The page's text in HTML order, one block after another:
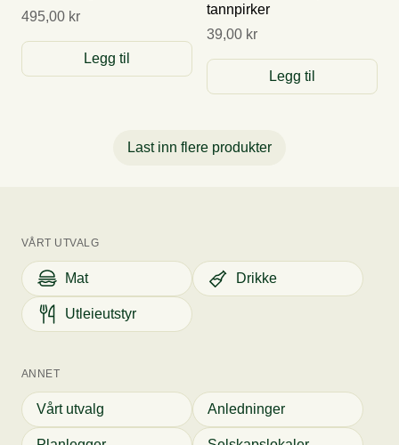
495,00 kr
Legg til
tannpirker
39,00 kr
Legg til
Last inn flere produkter
VÅRT UTVALG
Mat Drikke
Utleieutstyr
ANNET
Vårt utvalg Anledninger